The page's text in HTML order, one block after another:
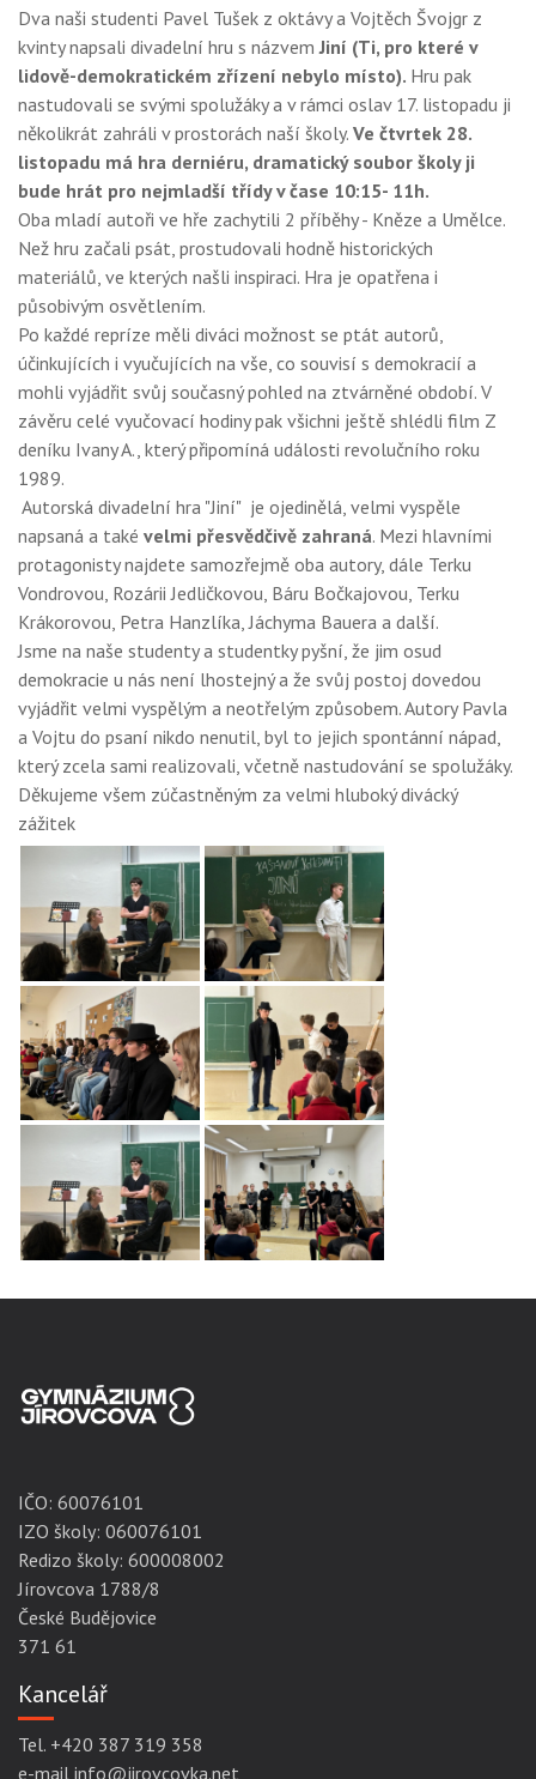
Dva naši studenti Pavel Tušek z oktávy a Vojtěch Švojgr z
kvinty napsali divadelní hru s názvemJiní (Ti, pro které v
lidově-demokratickém zřízení nebylo místo). Hru pak
nastudovali se svými spolužáky a v rámci oslav 17. listopadu ji
několikrát zahráli v prostorách naší školy. Ve čtvrtek 28.
listopadu má hra derniéru, dramatický soubor školy ji
bude hrát pro nejmladší třídy v čase 10:15- 11h.
Oba mladí autoři ve hře zachytili 2 příběhy - Kněze a Umělce.
Než hru začali psát, prostudovali hodně historických
materiálů, ve kterých našli inspiraci. Hra je opatřena i
působivým osvětlením.
Po každé repríze měli diváci možnost se ptát autorů,
účinkujících i vyučujících na vše, co souvisí s demokracií a
mohli vyjádřit svůj současný pohled na ztvárněné období. V
závěru celé vyučovací hodiny pak všichni ještě shlédli film Z
deníku Ivany A., který připomíná události revolučního roku
1989.
Autorská divadelní hra "Jiní" je ojedinělá, velmi vyspěle
napsaná a také velmi přesvědčivě zahraná. Mezi hlavními
protagonisty najdete samozřejmě oba autory, dále Terku
Vondrovou, Rozárii Jedličkovou, Báru Bočkajovou, Terku
Krákorovou, Petra Hanzlíka, Jáchyma Bauera a další.
Jsme na naše studenty a studentky pyšní, že jim osud
demokracie u nás není lhostejný a že svůj postoj dovedou
vyjádřit velmi vyspělým a neotřelým způsobem. Autory Pavla
a Vojtu do psaní nikdo nenutil, byl to jejich spontánní nápad,
který zcela sami realizovali, včetně nastudování se spolužáky.
Děkujeme všem zúčastněným za velmi hluboký divácký
zážitek
IČO: 60076101
IZO školy: 060076101
Redizo školy: 600008002
Jírovcova 1788/8
České Budějovice
371 61
Kancelář
Tel. +420 387 319 358
e-mail info@jirovcovka.net